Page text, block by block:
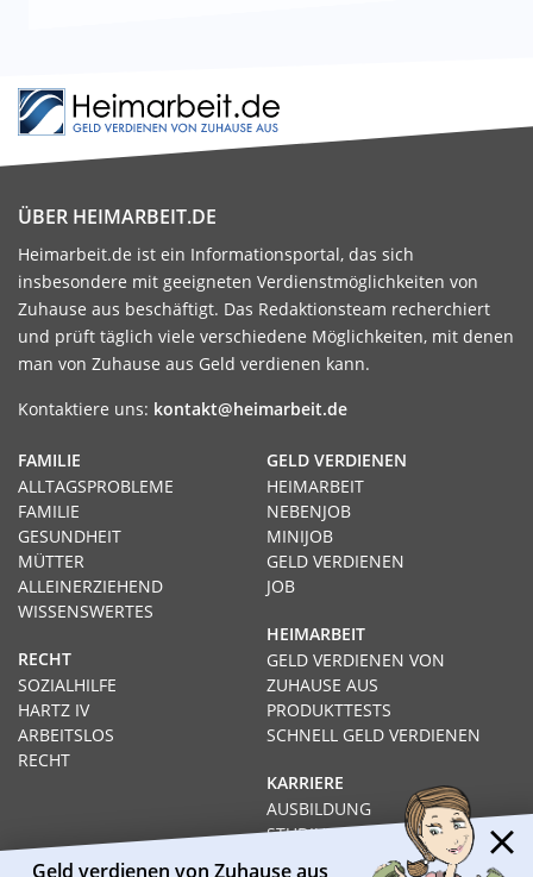
ÜBER HEIMARBEIT.DE
Heimarbeit.de ist ein Informationsportal, das sich
insbesondere mit geeigneten Verdienstmöglichkeiten von
Zuhause aus beschäftigt. Das Redaktionsteam recherchiert
und prüft täglich viele verschiedene Möglichkeiten, mit denen
man von Zuhause aus Geld verdienen kann.
Kontaktiere uns: kontakt@heimarbeit.de
GELD VERDIENEN
HEIMARBEIT
NEBENJOB
MINIJOB
GELD VERDIENEN
JOB
HEIMARBEIT
GELD VERDIENEN VON
ZUHAUSE AUS
PRODUKTTESTS
SCHNELL GELD VERDIENEN
KARRIERE
AUSBILDUNG
STUDIUM
FERNSTUDIUM
FAMILIE
ALLTAGSPROBLEME
FAMILIE
GESUNDHEIT
MÜTTER
ALLEINERZIEHEND
WISSENSWERTES
RECHT
SOZIALHILFE
HARTZ IV
ARBEITSLOS
RECHT
Geld verdienen von Zuhause aus